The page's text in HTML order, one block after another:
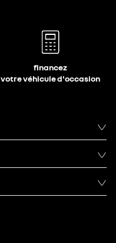
financez
votre véhicule d'occasion